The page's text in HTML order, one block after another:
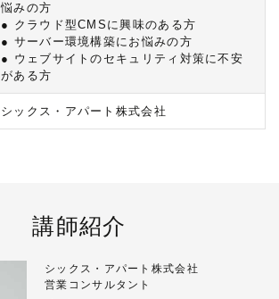
悩みの方
● クラウド型CMSに興味のある方
● サーバー環境構築にお悩みの方
● ウェブサイトのセキュリティ対策に不安
がある方
シックス・アパート株式会社
講師紹介
シックス・アパート株式会社
営業コンサルタント